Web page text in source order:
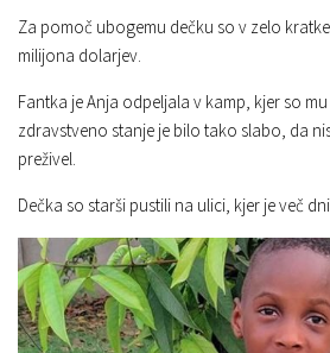
Za pomoč ubogemu dečku so v zelo
milijona dolarjev.
Fantka je Anja odpeljala v kamp, kjer so
zdravstveno stanje je bilo tako slabo, da
preživel.
Dečka so starši pustili na ulici, kjer je več